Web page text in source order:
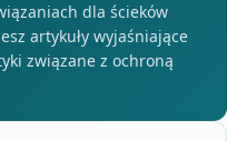
dla ścieków
artykuły wyjaśniające
związane z ochroną